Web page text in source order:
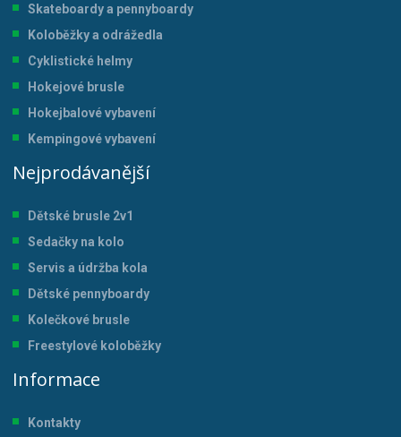
Skateboardy a pennyboardy
Koloběžky a odrážedla
Cyklistické helmy
Hokejové brusle
Hokejbalové vybavení
Kempingové vybavení
Nejprodávanější
Dětské brusle 2v1
Sedačky na kolo
Servis a údržba kola
Dětské pennyboardy
Kolečkové brusle
Freestylové koloběžky
Informace
Kontakty